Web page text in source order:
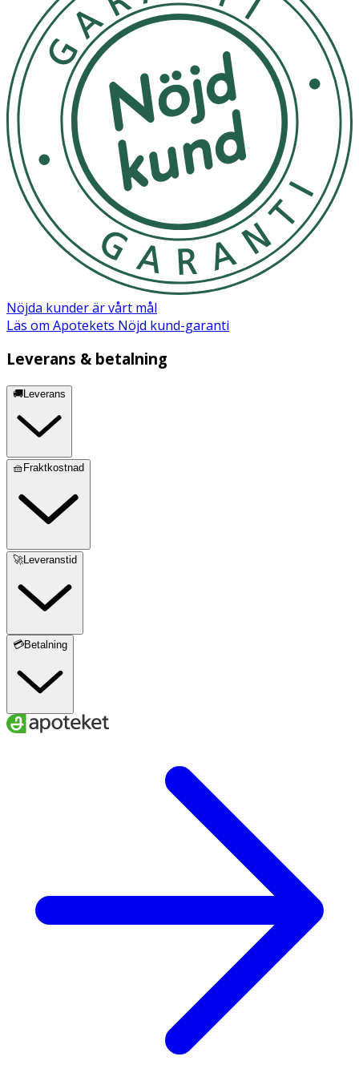
OK för gravida och ammande:
Ingredienser:
Clip: Copolyester Band: Polyester Ring: EVA
Märkning
FSC Forest Steward Council Mix
Nöjda kunder är vårt mål
Läs om Apotekets Nöjd kund-garanti
Leverans & betalning
🚚Leverans
🧺Fraktkostnad
🚀Leveranstid
💳Betalning